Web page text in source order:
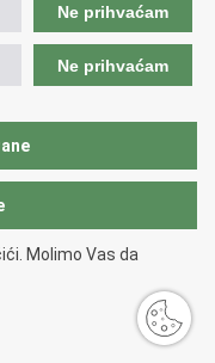
u Zadru (MCPA)
Ne prihvaćam
Ne prihvaćam
Molimo Vas da